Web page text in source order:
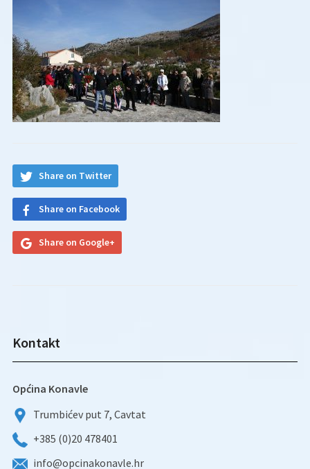
Share on Twitter
Share on Facebook
Share on Google+
Kontakt
Općina Konavle
Trumbićev put 7, Cavtat
+385 (0)20 478401
info@opcinakonavle.hr